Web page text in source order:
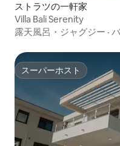
ストラツの一軒家
Villa Bali Serenity
露天風呂・ジャグジー ·
スーパーホスト
スーパーホスト